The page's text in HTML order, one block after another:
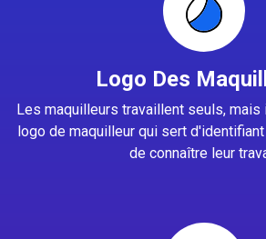
Logo Des
Les maquilleurs travaillent seuls,
logo de maquilleur qui sert
de connaître leur